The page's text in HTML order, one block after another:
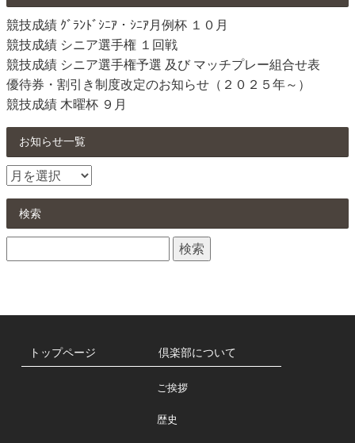
競技成績 ｸﾞﾗﾝﾄﾞｼﾆｱ・ｼﾆｱ月例杯 １０月
競技成績 シニア選手権 １回戦
競技成績 シニア選手権予選 及び マッチプレー組合せ表
優待券・割引き制度改定のお知らせ（２０２５年～）
競技成績 木曜杯 ９月
お知らせ一覧
お
せ
検索
索:
トップページ 倶楽部について
ご挨拶
歴史